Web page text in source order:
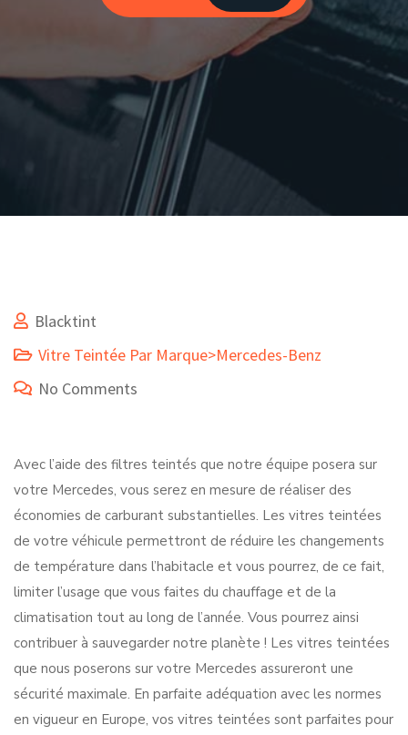
Blacktint
Vitre Teintée Par Marque>Mercedes-Benz
No Comments
Avec l’aide des filtres teintés que notre équipe posera sur
votre Mercedes, vous serez en mesure de réaliser des
économies de carburant substantielles. Les vitres teintées
de votre véhicule permettront de réduire les changements
de température dans l’habitacle et vous pourrez, de ce fait,
limiter l’usage que vous faites du chauffage et de la
climatisation tout au long de l’année. Vous pourrez ainsi
contribuer à sauvegarder notre planète ! Les vitres teintées
que nous poserons sur votre Mercedes assureront une
sécurité maximale. En parfaite adéquation avec les normes
en vigueur en Europe, vos vitres teintées sont parfaites pour